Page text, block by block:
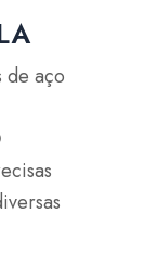
de aço